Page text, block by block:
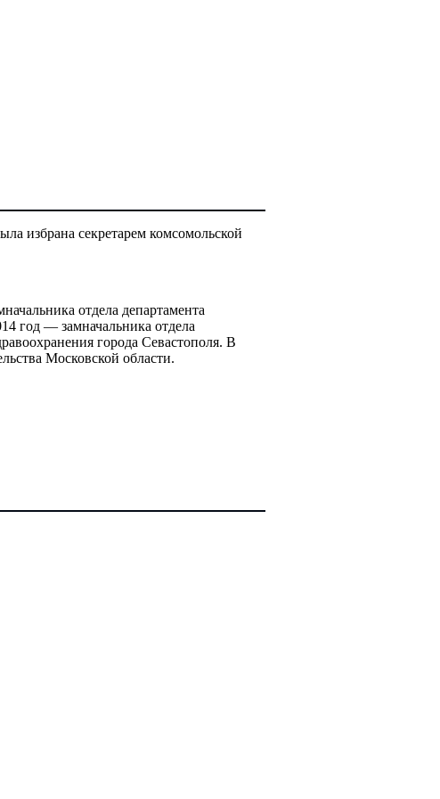
избрана секретарем комсомольской
отдела департамента
год — замначальника отдела
города Севастополя. В
Московской области.